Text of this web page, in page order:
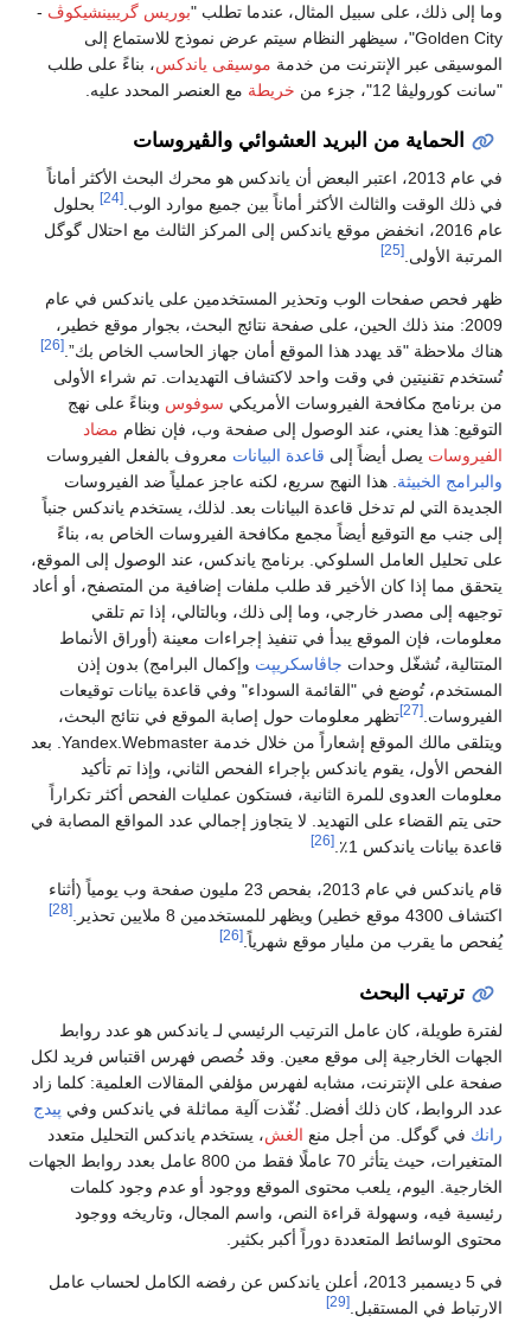
وما إلى ذلك، على سبيل المثال، عندما تطلب "بوريس گريبينشيكوڤ -
Golden City"، سيظهر النظام سيتم عرض نموذج للاستماع إلى
الموسيقى عبر الإنترنت من خدمة موسيقى ياندكس، بناءً على طلب
"سانت كوروليڤا 12"، جزء من
خريطة مع العنصر المحدد عليه.
الحماية من البريد العشوائي والڤيروسات
في عام 2013، اعتبر البعض أن ياندكس هو محرك البحث الأكثر أماناً
في ذلك الوقت والثالث الأكثر أماناً بين جميع موارد الوب.[24]
بحلول
عام 2016، انخفض موقع ياندكس إلى المركز الثالث مع احتلال گوگل
المرتبة الأولى.[25]
ظهر فحص صفحات الوب وتحذير المستخدمين على ياندكس في عام
2009: منذ ذلك الحين، على صفحة نتائج البحث، بجوار موقع خطير،
هناك ملاحظة "قد يهدد هذا الموقع أمان جهاز الحاسب الخاص بك”.[26]
تُستخدم تقنيتين في وقت واحد لاكتشاف التهديدات. تم شراء الأولى
من برنامج مكافحة الفيروسات الأمريكي سوفوس وبناءً على نهج
التوقيع: هذا يعني، عند الوصول إلى صفحة وب، فإن نظام مضاد
الفيروسات يصل أيضاً إلى قاعدة البيانات معروف بالفعل الفيروسات
والبرامج الخبيثة. هذا النهج سريع، لكنه عاجز عملياً ضد الفيروسات
الجديدة التي لم تدخل قاعدة البيانات بعد. لذلك، يستخدم ياندكس جنباً
إلى جنب مع التوقيع أيضاً مجمع مكافحة الفيروسات الخاص به، بناءً
على تحليل العامل السلوكي. برنامج ياندكس، عند الوصول إلى الموقع،
يتحقق مما إذا كان الأخير قد طلب ملفات إضافية من المتصفح، أو أعاد
توجيهه إلى مصدر خارجي، وما إلى ذلك، وبالتالي، إذا تم تلقي
معلومات، فإن الموقع يبدأ في تنفيذ إجراءات معينة (أوراق الأنماط
المتتالية، تُشغّل وحدات جاڤاسكريپت وإكمال البرامج) بدون إذن
المستخدم، تُوضع في "القائمة السوداء" وفي قاعدة بيانات توقيعات
الفيروسات.[27]
تظهر معلومات حول إصابة الموقع في نتائج البحث،
ويتلقى مالك الموقع إشعاراً من خلال خدمة Yandex.Webmaster. بعد
الفحص الأول، يقوم ياندكس بإجراء الفحص الثاني، وإذا تم تأكيد
معلومات العدوى للمرة الثانية، فستكون عمليات الفحص أكثر تكراراً
حتى يتم القضاء على التهديد. لا يتجاوز إجمالي عدد المواقع المصابة في
قاعدة بيانات ياندكس 1٪.
[26]
قام ياندكس في عام 2013، بفحص 23 مليون صفحة وب يومياً (أثناء
اكتشاف 4300 موقع خطير) ويظهر للمستخدمين 8 ملايين تحذير.
[28]
يُفحص ما يقرب من مليار موقع شهرياً.[26]
ترتيب البحث
لفترة طويلة، كان عامل الترتيب الرئيسي لـ ياندكس هو عدد روابط
الجهات الخارجية إلى موقع معين. وقد خُصص فهرس اقتباس فريد لكل
صفحة على الإنترنت، مشابه لفهرس مؤلفي المقالات العلمية: كلما زاد
عدد الروابط، كان ذلك أفضل. نُفّذت آلية مماثلة في ياندكس وفي پيدج
رانك في گوگل. من أجل منع الغش، يستخدم ياندكس التحليل متعدد
المتغيرات، حيث يتأثر 70 عاملًا فقط من 800 عامل بعدد روابط الجهات
الخارجية. اليوم، يلعب محتوى الموقع ووجود أو عدم وجود كلمات
رئيسية فيه، وسهولة قراءة النص، واسم المجال، وتاريخه ووجود
محتوى الوسائط المتعددة دوراً أكبر بكثير.
في 5 ديسمبر 2013، أعلن ياندكس عن رفضه الكامل لحساب عامل
الارتباط في المستقبل. [29]